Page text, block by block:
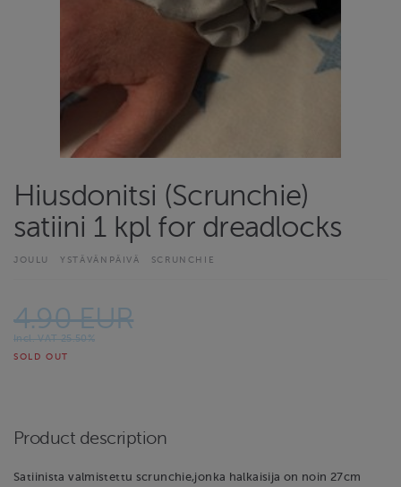
Hiusdonitsi (Scrunchie)
satiini 1 kpl for dreadlocks
JOULU YSTÄVÄNPÄIVÄ SCRUNCHIE
4.90 EUR
Incl. VAT 25.50%
SOLD OUT
Product description
Satiinista valmistettu scrunchie,jonka halkaisija on noin 27cm